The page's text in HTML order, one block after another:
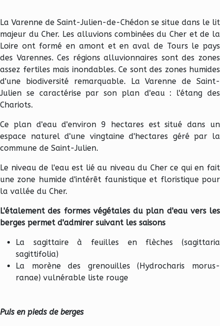
La Varenne de Saint-Julien-de-Chédon se situe dans le lit
majeur du Cher. Les alluvions combinées du Cher et de la
Loire ont formé en amont et en aval de Tours le pays
des Varennes. Ces régions alluvionnaires sont des zones
assez fertiles mais inondables. Ce sont des zones humides
d'une biodiversité remarquable. La Varenne de Saint-
Julien se caractérise par son plan d'eau : l'étang des
Chariots.
Ce plan d'eau d'environ 9 hectares est situé dans un
espace naturel d'une vingtaine d'hectares géré par la
commune de Saint-Julien.
Le niveau de l'eau est lié au niveau du Cher ce qui en fait
une zone humide d'intérêt faunistique et floristique pour
la vallée du Cher.
L'étalement des formes végétales du plan d'eau vers les
berges permet d'admirer suivant les saisons
La sagittaire à feuilles en flèches (sagittaria
sagittifolia)
La morène des grenouilles (Hydrocharis morus-
ranae) vulnérable liste rouge
Puis en pieds de berges